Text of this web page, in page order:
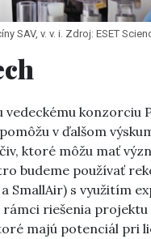
SAV, v. v. i. Zdroj: ESET
konzorciu
v ďalšom
ktoré môžu mať
budeme používať
SmallAir) s využitím
riešenia
majú potenciál pri